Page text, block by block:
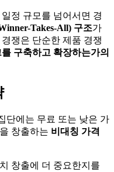
정 규모를 넘어서면 경
Takes-All) 구조가
쟁은 단순한 제품 경쟁
구축하고 확장하는가의
단에는 무료 또는 낮은 가
창출하는 비대칭 가격
창출에 더 중요한지를